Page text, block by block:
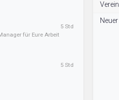
für Eure Arbeit
5 Std
5 Std